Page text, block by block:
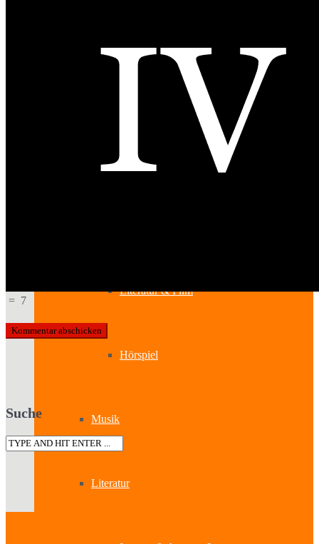
Darstellende Kunst
Literatur & Film
Hörspiel
Musik
Literatur
= 7
Suche